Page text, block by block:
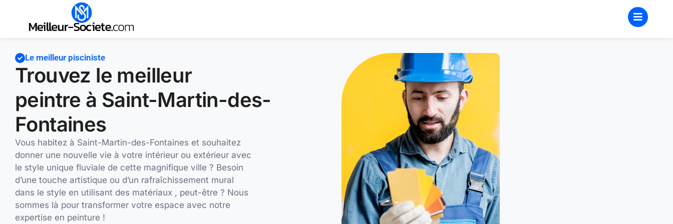
Le meilleur pisciniste
Trouvez le meilleur
peintre à Saint-Martin-des-
Fontaines
Vous habitez à Saint-Martin-des-Fontaines et souhaitez
donner une nouvelle vie à votre intérieur ou extérieur avec
le style unique fluviale de cette magnifique ville ? Besoin
d’une touche artistique ou d’un rafraîchissement mural
dans le style en utilisant des matériaux , peut-être ? Nous
sommes là pour transformer votre espace avec notre
expertise en peinture !